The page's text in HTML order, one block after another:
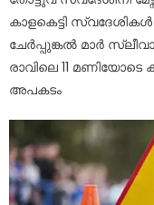
കാളകെട്ടി
ചേർപ്പുങ്കൽ മാർ
രാവിലെ 11 മണിയോടെ
അപകടം